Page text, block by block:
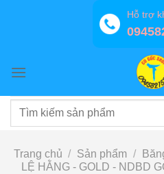
Hỗ trợ
Tìm
Trang chủ / Sản phẩm /
LỆ HẰNG - GOLD - NDBD